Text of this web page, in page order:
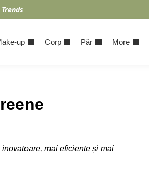
up Corp Păr More
mai eficiente și mai